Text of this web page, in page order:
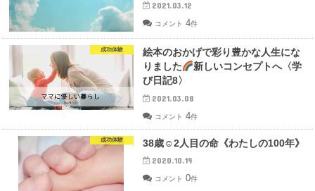
2021.03.12
コメント 4件
成功体験
絵本のおかげで彩り豊かな人生にな
りました
新しいコンセプトへ〈学
び日記8〉
2021.03.08
コメント 4件
成功体験 38歳☺︎2人目の命《わたしの100年》
2020.10.19
コメント 0件